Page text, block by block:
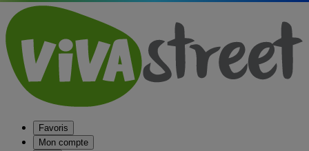
Favoris
Mon compte